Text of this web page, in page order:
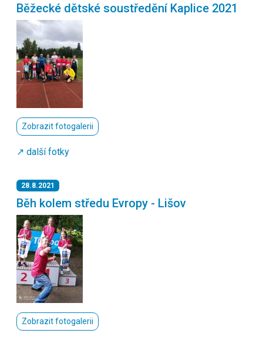
Běžecké dětské soustředění Kaplice 2021
Zobrazit fotogalerii
↗️ další fotky
28.8.2021
Běh kolem středu Evropy - Lišov
Zobrazit fotogalerii